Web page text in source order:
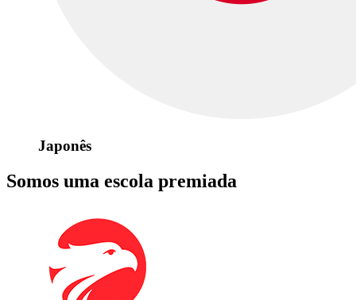
Japonês
Somos uma escola premiada